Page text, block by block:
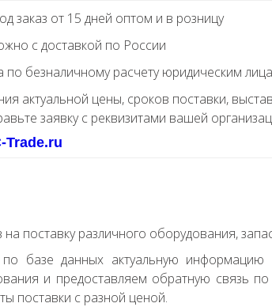
заказ от 15 дней оптом и в розницу
с доставкой по России
по безналичному расчету юридическим
актуальной цены, сроков поставки,
заявку с реквизитами вашей
Trade.ru
поставку различного оборудования,
базе данных актуальную
и предоставляем обратную связь
поставки с разной ценой.